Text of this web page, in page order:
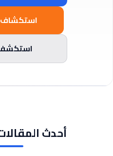
استكشاف
استكشف
أحدث